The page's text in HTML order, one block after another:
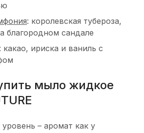
: королевская тубероза,
благородном сандале
: какао, ириска и ваниль с
мыло жидкое
– аромат как у